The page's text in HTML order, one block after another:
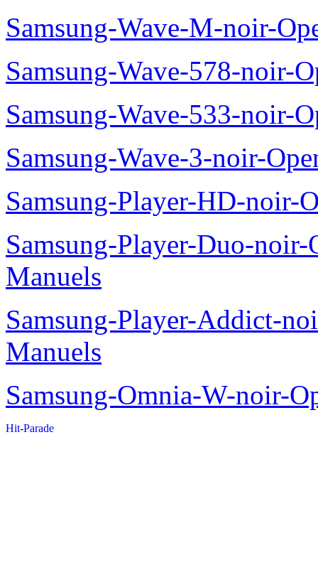
Samsung-Wave-M-noir-
Samsung-Wave-578-noir-
Samsung-Wave-533-noir-
Samsung-Wave-3-noir-
Samsung-Player-HD-noir-
Samsung-Player-Duo-
Manuels
Samsung-Player-Addict-
Manuels
Samsung-Omnia-W-noir-